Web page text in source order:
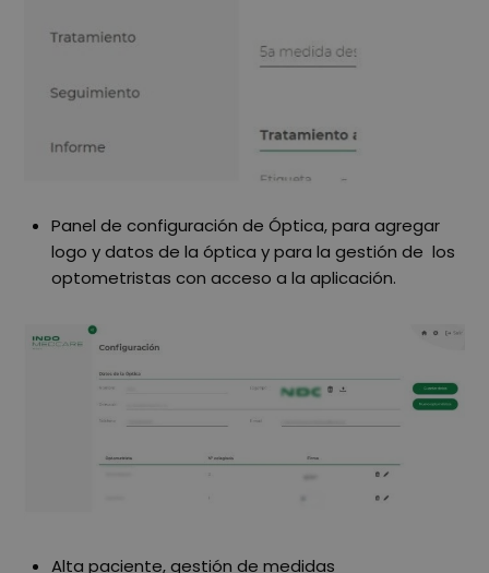
Panel de configuración de Óptica, para agregar
logo y datos de la óptica y para la gestión de los
optometristas con acceso a la aplicación.
Alta paciente, gestión de medidas